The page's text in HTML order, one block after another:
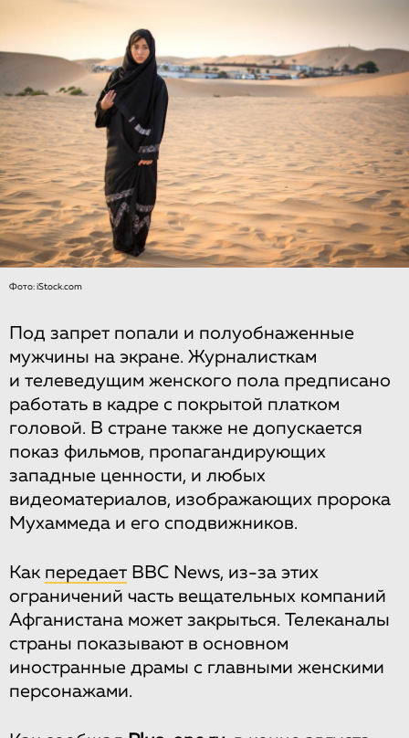
Фото: iStock.com
Под запрет попали и полуобнаженные
мужчины на экране. Журналисткам
и телеведущим женского пола предписано
работать в кадре с покрытой платком
головой. В стране также не допускается
показ фильмов, пропагандирующих
западные ценности, и любых
видеоматериалов, изображающих пророка
Мухаммеда и его сподвижников.
Как передает ВВС News, из-за этих
ограничений часть вещательных компаний
Афганистана может закрыться. Телеканалы
страны показывают в основном
иностранные драмы с главными женскими
персонажами.